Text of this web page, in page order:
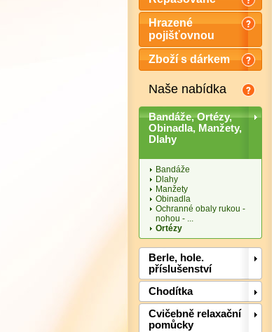
Hrazené
pojišťovnou
Zboží s dárkem
Naše nabídka
Bandáže, Ortézy,
Obinadla, Manžety,
Dlahy
Bandáže
Dlahy
Manžety
Obinadla
Ochranné obaly rukou -
nohou - ...
Ortézy
Berle, hole.
příslušenství
Chodítka
Cvičebně relaxační
pomůcky